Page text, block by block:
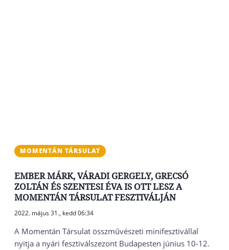
MOMENTÁN TÁRSULAT
EMBER MÁRK, VÁRADI GERGELY, GRECSÓ
ZOLTÁN ÉS SZENTESI ÉVA IS OTT LESZ A
MOMENTÁN TÁRSULAT FESZTIVÁLJÁN
2022. május 31., kedd 06:34
A Momentán Társulat összművészeti minifesztivállal
nyitja a nyári fesztiválszezont Budapesten június 10-12.